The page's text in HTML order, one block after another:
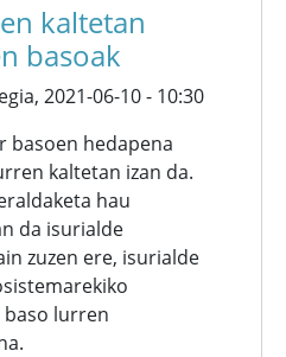
kaltetan
basoak
2021-06-10 - 10:30
basoen hedapena
kaltetan izan da.
hau
da isurialde
zuzen ere, isurialde
lurren